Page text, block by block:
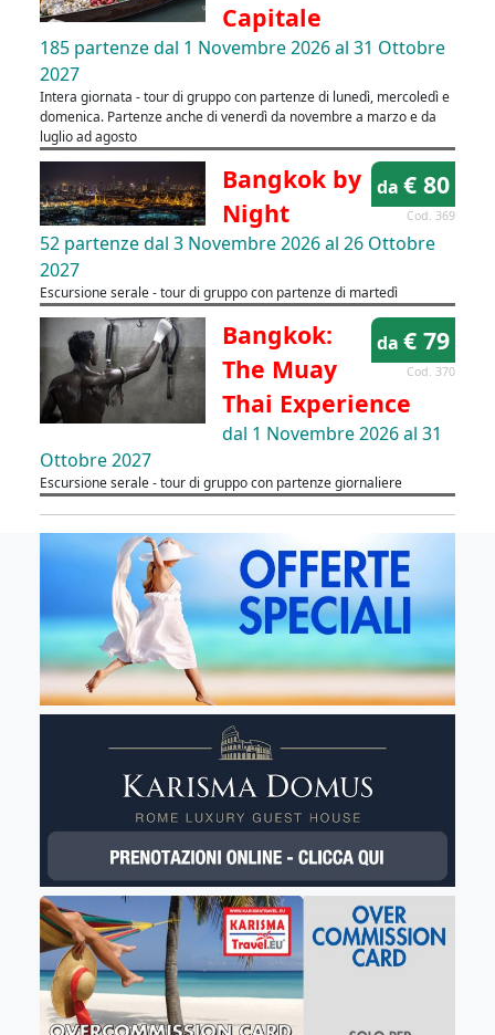
Capitale
185 partenze dal 1 Novembre 2026 al 31 Ottobre
2027
Intera giornata - tour di gruppo con partenze di lunedì, mercoledì e
domenica. Partenze anche di venerdì da novembre a marzo e da
luglio ad agosto
da € 80
Cod. 369
Bangkok by
Night
52 partenze dal 3 Novembre 2026 al 26 Ottobre
2027
Escursione serale - tour di gruppo con partenze di martedì
da € 79
Cod. 370
Bangkok:
The Muay
Thai Experience
dal 1 Novembre 2026 al 31
Ottobre 2027
Escursione serale - tour di gruppo con partenze giornaliere